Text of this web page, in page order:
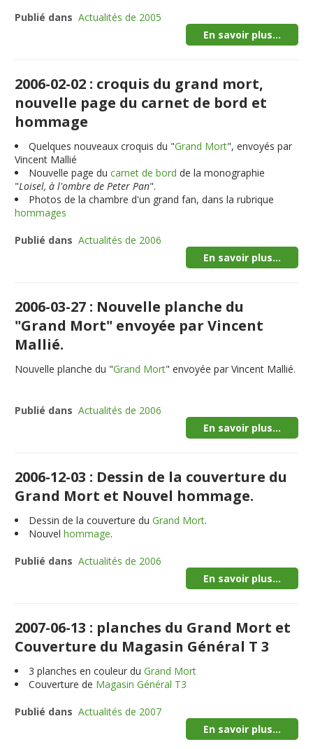
Publié dans Actualités de 2005
En savoir plus...
2006-02-02 : croquis du grand mort,
nouvelle page du carnet de bord et
hommage
Quelques nouveaux croquis du "Grand Mort", envoyés par
Vincent Mallié
Nouvelle page ducarnet de bord de la monographie
"Loisel, à l'ombre de Peter Pan".
Photos de la chambre d'un grand fan, dans la rubrique
hommages
Publié dans Actualités de 2006
En savoir plus...
2006-03-27 : Nouvelle planche du
"Grand Mort" envoyée par Vincent
Mallié.
Nouvelle planche du "Grand Mort" envoyée par Vincent Mallié.
Publié dans Actualités de 2006
En savoir plus...
2006-12-03 : Dessin de la couverture du
Grand Mort et Nouvel hommage.
Dessin de la couverture duGrand Mort.
Nouvelhommage.
Publié dans Actualités de 2006
En savoir plus...
2007-06-13 : planches du Grand Mort et
Couverture du Magasin Général T 3
3 planches en couleur duGrand Mort
Couverture de Magasin Général T3
Publié dans Actualités de 2007
En savoir plus...